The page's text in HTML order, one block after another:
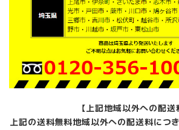
【上記地域以外への配送
上記の送料無料地域以外への配送料につ